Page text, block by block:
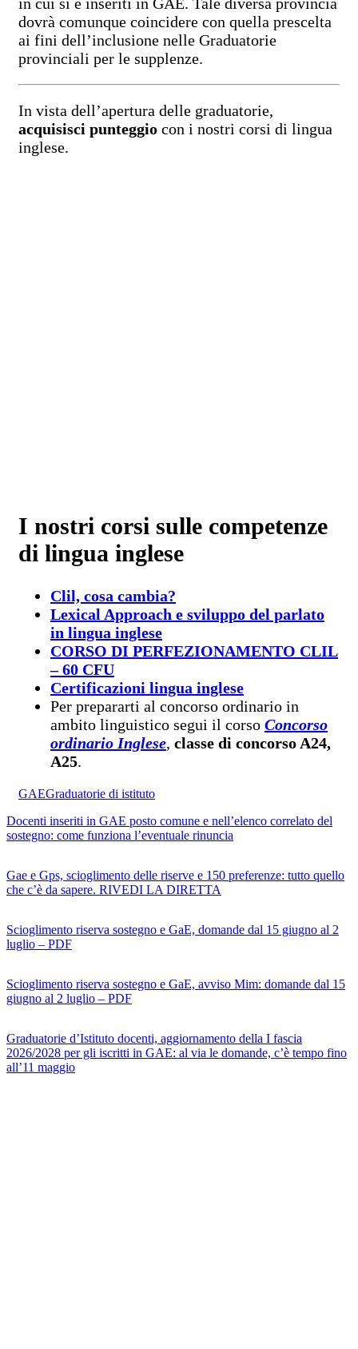
dovrà comunque coincidere con quella prescelta
ai fini dell’inclusione nelle Graduatorie
provinciali per le supplenze.
In vista dell’apertura delle graduatorie,
acquisisci punteggio con i nostri corsi di lingua
inglese.
I nostri corsi sulle competenze
di lingua inglese
Clil, cosa cambia?
Lexical Approach e sviluppo del parlato
in lingua inglese
CORSO DI PERFEZIONAMENTO CLIL
– 60 CFU
Certificazioni lingua inglese
Per prepararti al concorso ordinario in
ambito linguistico segui il corso Concorso
ordinario Inglese, classe di concorso A24,
A25.
GAEGraduatorie di istituto
Docenti inseriti in GAE posto comune e nell’elenco correlato del
sostegno: come funziona l’eventuale rinuncia
Gae e Gps, scioglimento delle riserve e 150 preferenze: tutto quello
che c’è da sapere. RIVEDI LA DIRETTA
Scioglimento riserva sostegno e GaE, domande dal 15 giugno al 2
luglio – PDF
Scioglimento riserva sostegno e GaE, avviso Mim: domande dal 15
giugno al 2 luglio – PDF
Graduatorie d’Istituto docenti, aggiornamento della I fascia
2026/2028 per gli iscritti in GAE: al via le domande, c’è tempo fino
all’11 maggio